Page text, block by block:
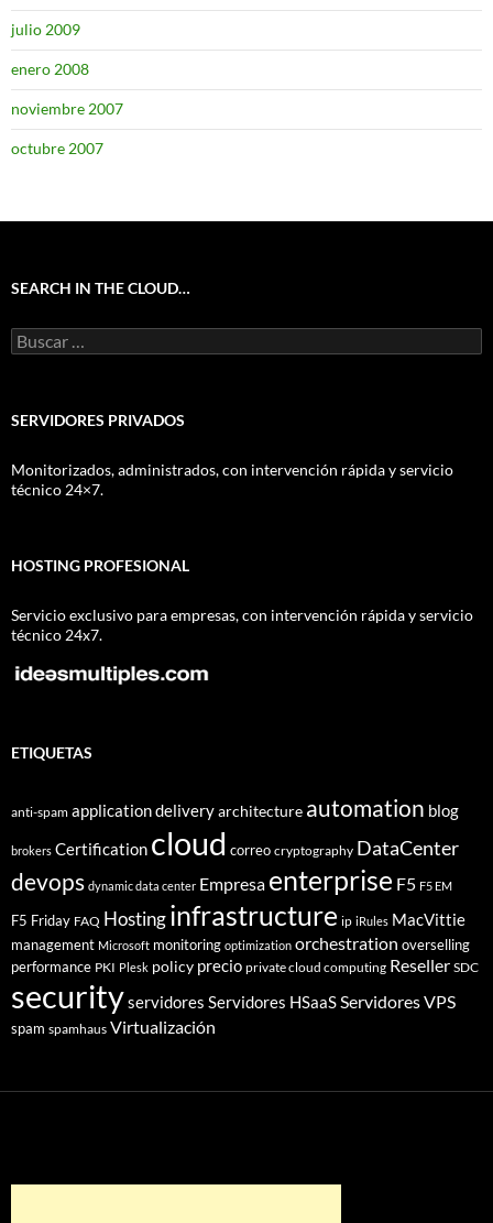
julio 2009
enero 2008
noviembre 2007
octubre 2007
SEARCH IN THE CLOUD…
Buscar:
SERVIDORES PRIVADOS
Monitorizados, administrados, con intervención rápida y servicio
técnico 24×7.
HOSTING PROFESIONAL
Servicio exclusivo para empresas, con intervención rápida y servicio
técnico 24x7.
ETIQUETAS
anti-spam application deliveryarchitecture automation blog
brokers Certification cloud correo cryptography DataCenter
devops dynamic data center Empresa enterprise F5 F5 EM
F5 Friday FAQ Hostinginfrastructure ip iRules MacVittie
management Microsoft monitoring optimization orchestration overselling
performance PKI Plesk policy precio private cloud computing Reseller SDC
securityservidores Servidores HSaaSServidores VPS
spam spamhaus Virtualización